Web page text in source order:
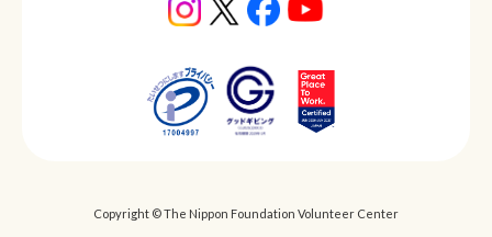
Copyright © The Nippon Foundation Volunteer Center